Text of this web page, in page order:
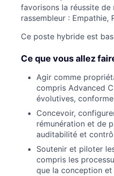
favorisons la réussite de
rassembleur : Empathie,
Ce poste hybride est
Ce que vous allez
Agir comme
compris Advanced
évolutives,
Concevoir,
rémunération et de
auditabilité et
Soutenir et piloter
compris les
que la conception et